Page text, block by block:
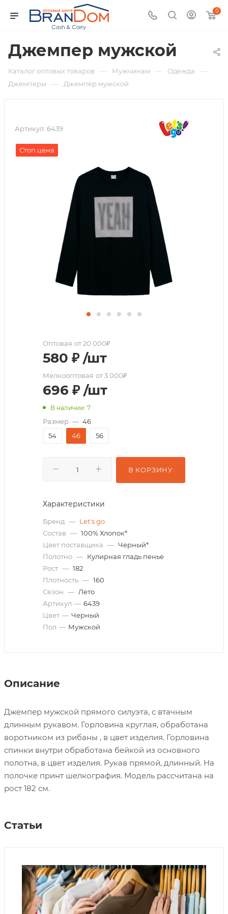
0
Джемпер мужской
Каталог оптовых товаров — Мужчинам — Одежда —
Джемперы — Джемпер мужской
Артикул: 6439
Стоп цена
Оптовая от 20 000₽
580 ₽ /шт
Мелкооптовая от 3 000₽
696 ₽ /шт
В наличии: 7
Размер — 46
54
46 56
В КОРЗИНУ
Характеристики
Бренд — Let's go
Состав — 100% Хлопок*
Цвет поставщика — Черный*
Полотно — Кулирная гладь пенье
Рост — 182
Плотность — 160
Сезон — Лето
Артикул — 6439
Цвет — Черный
Пол — Мужской
Описание
Джемпер мужской прямого силуэта, с втачным
длинным рукавом. Горловина круглая, обработана
воротником из рибаны , в цвет изделия. Горловина
спинки внутри обработана бейкой из основного
полотна, в цвет изделия. Рукав прямой, длинный. На
полочке принт шелкография. Модель рассчитана на
рост 182 см.
Статьи